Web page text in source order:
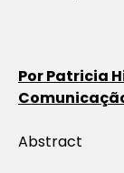
PorPatricia
Abstract